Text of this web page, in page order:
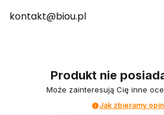
kontakt@biou.pl
Produkt nie
Może zainteresują Cię inne
Jak zbieramy